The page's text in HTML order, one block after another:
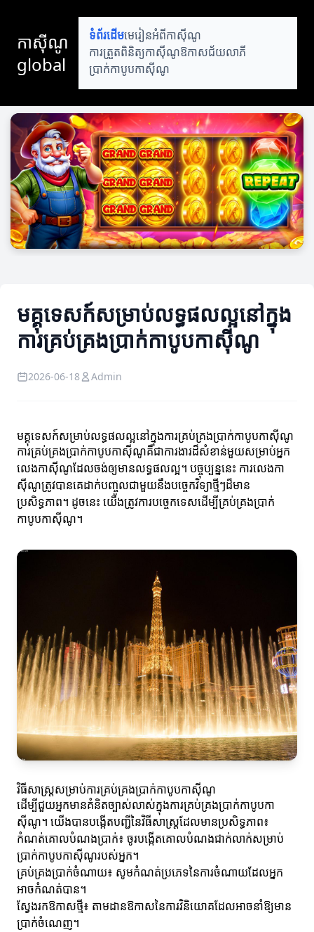
កាស៊ីណូ
global
ទំព័រដើមមេរៀនអំពីកាស៊ីណូ
ការត្រួតពិនិត្យកាស៊ីណូឱកាសជ័យលាភី
ប្រាក់កាបូបកាស៊ីណូ
មគ្គុទេសក៍សម្រាប់លទ្ធផលល្អនៅក្នុង
ការគ្រប់គ្រងប្រាក់កាបូបកាស៊ីណូ
2026-06-18 Admin
មគ្គុទេសក៍សម្រាប់លទ្ធផលល្អនៅក្នុងការគ្រប់គ្រងប្រាក់កាបូបកាស៊ីណូ
ការគ្រប់គ្រងប្រាក់កាបូបកាស៊ីណូគឺជាការងារដ៏សំខាន់មួយសម្រាប់អ្នក
លេងកាស៊ីណូដែលចង់ឲ្យមានលទ្ធផលល្អ។ បច្ចុប្បន្ននេះ ការលេងកា
ស៊ីណូត្រូវបានគេដាក់បញ្ចូលជាមួយនឹងបច្ចេកវិទ្យាថ្មីៗដ៏មាន
ប្រសិទ្ធភាព។ ដូចនេះ យើងត្រូវការបច្ចេកទេសដើម្បីគ្រប់គ្រងប្រាក់
កាបូបកាស៊ីណូ។
វិធីសាស្ត្រសម្រាប់ការគ្រប់គ្រងប្រាក់កាបូបកាស៊ីណូ
ដើម្បីជួយអ្នកមានគំនិតច្បាស់លាស់ក្នុងការគ្រប់គ្រងប្រាក់កាបូបកា
ស៊ីណូ។ យើងបានបង្កើតបញ្ជីនៃវិធីសាស្ត្រដែលមានប្រសិទ្ធភាព៖
កំណត់គោលបំណងប្រាក់៖ ចូរបង្កើតគោលបំណងជាក់លាក់សម្រាប់
ប្រាក់កាបូបកាស៊ីណូរបស់អ្នក។
គ្រប់គ្រងប្រាក់ចំណាយ៖ សូមកំណត់ប្រភេទនៃការចំណាយដែលអ្នក
អាចកំណត់បាន។
ស្វែងរកឱកាសថ្មី៖ តាមដានឱកាសនៃការវិនិយោគដែលអាចនាំឱ្យមាន
ប្រាក់ចំណេញ។